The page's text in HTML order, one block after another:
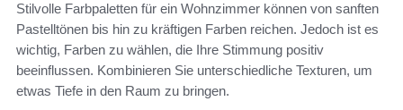
Stilvolle Farbpaletten für ein Wohnzimmer können von sanften
Pastelltönen bis hin zu kräftigen Farben reichen. Jedoch ist es
wichtig, Farben zu wählen, die Ihre Stimmung positiv
beeinflussen. Kombinieren Sie unterschiedliche Texturen, um
etwas Tiefe in den Raum zu bringen.